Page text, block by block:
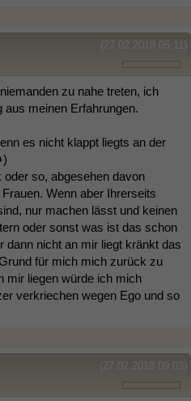
(27.02.2018 05:11)
zu nahe treten, ich
meinen Erfahrungen.
es nicht klappt liegts an der
so, abgesehen davon
Wenn aber Ihrerseits
nur machen lässt und keinen
oder sonst was ist das schon
dann nicht an mir liegt kränkt das
für mich mich zurück zu
mir liegen würde ich mich
verkriechen wegen Ego und so
(27.02.2018 09:03)